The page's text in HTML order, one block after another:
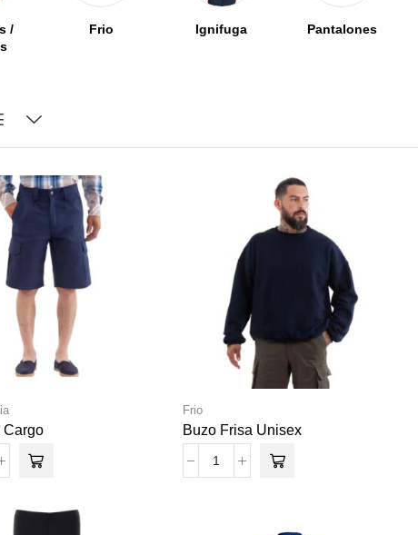
/
Frio Ignifuga Pantalones
Cargo
Frio
Buzo Frisa Unisex